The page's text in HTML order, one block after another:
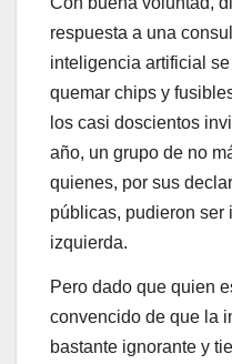
respuesta a una
inteligencia artificial
quemar chips y
los casi doscientos
año, un grupo de no
quienes, por sus
públicas, pudieron ser
izquierda.
Pero dado que quien
convencido de que la
bastante ignorante y